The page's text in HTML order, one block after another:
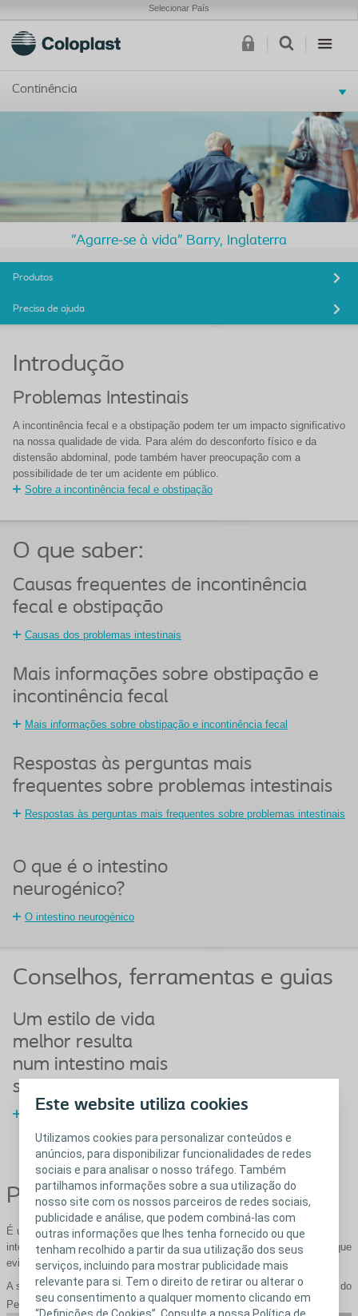
Este website utiliza cookies
Utilizamos cookies para personalizar conteúdos e
anúncios, para disponibilizar funcionalidades de redes
sociais e para analisar o nosso tráfego. Também
partilhamos informações sobre a sua utilização do
nosso site com os nossos parceiros de redes sociais,
publicidade e análise, que podem combiná-las com
outras informações que lhes tenha fornecido ou que
tenham recolhido a partir da sua utilização dos seus
serviços, incluindo para mostrar publicidade mais
relevante para si. Tem o direito de retirar ou alterar o
seu consentimento a qualquer momento clicando em
“Definições de Cookies”. Consulte a nossa Política de
Selecionar País
Continência
"Agarre-se à vida" Barry, Inglaterra
Produtos
Precisa de ajuda
Introdução
Problemas Intestinais
A incontinência fecal e a obstipação podem ter um impacto significativo
na nossa qualidade de vida. Para além do desconforto físico e da
distensão abdominal, pode também haver preocupação com a
possibilidade de ter um acidente em público.
Sobre a incontinência fecal e obstipação
O que saber:
Causas frequentes de incontinência
fecal e obstipação
Causas dos problemas intestinais
Mais informações sobre obstipação e
incontinência fecal
Mais informações sobre obstipação e incontinência fecal
Respostas às perguntas mais
frequentes sobre problemas intestinais
Respostas às perguntas mais frequentes sobre problemas intestinais
O que é o intestino
neurogénico?
O intestino neurogénico
Conselhos, ferramentas e guias
Um estilo de vida
melhor resulta
num intestino mais
saudável
resulta num intestino mais
saudável
Peristeen®Plus
É uma ferramenta que pode ajudá-lo no tratamento dos seus problemas
intestinais, permitindo-lhe alcançar uma rotina de evacuação intestinal que
evita perdas ou obstipação.
A seguir, apresentamos três vídeos explicativos sobre o funcionamento do
Peristeen® Plus.